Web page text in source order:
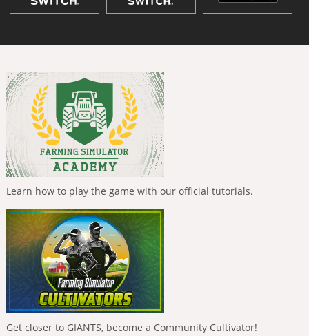
Learn how to play the game with our official tutorials.
Get closer to GIANTS, become a Community Cultivator!